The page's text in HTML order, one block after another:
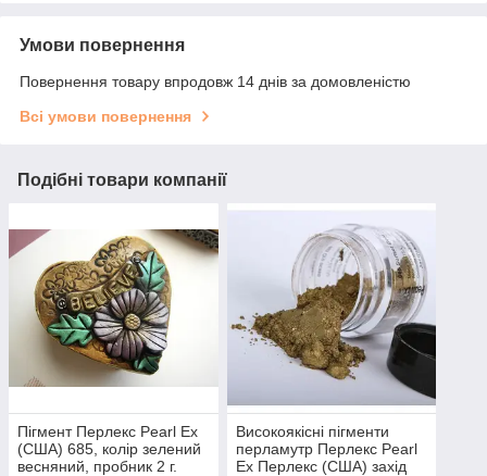
Умови повернення
Повернення товару впродовж 14 днів за домовленістю
Всі умови повернення
Подібні товари компанії
Пігмент Перлекс Pearl Ex
(США) 685, колір зелений
весняний, пробник 2 г.
Високоякісні пігменти
перламутр Перлекс Pearl
Ex Перлекс (США) захід